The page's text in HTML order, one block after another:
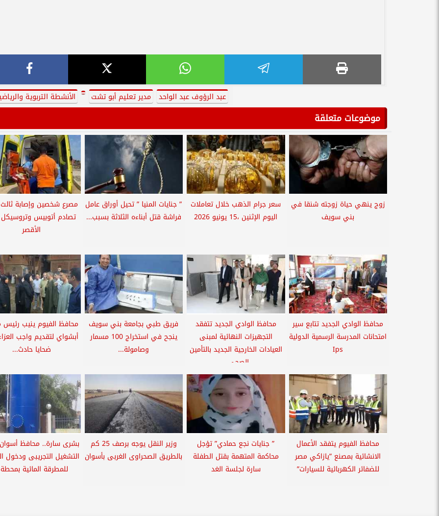
عبد الرؤوف عبد الواحد مدير تعليم أبو تشت الأنشطة التربوية
موضوعات متعلقة
زوج ينهي حياة زوجته شنقا في
بني سويف
سعر جرام الذهب خلال تعاملات
اليوم الإثنين ،15 يونيو 2026
” جنايات المنيا ” تحيل أوراق عامل
فراشة قتل أبناءه الثلاثة بسبب...
مصرع شخصين وإصابة
تصادم أتوبيس
الأقصر
محافظ الوادي الجديد تتابع سير
امتحانات المدرسة الرسمية الدولية
Ips
محافظ الوادي الجديد تتفقد
التجهيزات النهائية لمبنى
العيادات الخارجية الجديد بالتأمين
الصحي...
فريق طبي بجامعة بني سويف
ينجح في استخراج 100 مسمار
وصامولة...
محافظ الفيوم ينيب رئيس
أبشواي لتقديم واجب
ضحايا حادث...
محافظ الفيوم يتفقد الأعمال
الانشائية بمصنع ”يازاكي مصر
للضفائر الكهربائية للسيارات”
” جنايات نجع حمادي” تؤجل
محاكمة المتهمة بقتل الطفلة
سارة لجلسة الغد
وزير النقل يوجه برصف 25 كم
بالطريق الصحراوى الغربى بأسوان
بشرى سارة.. محافظ
التشغيل التجريبى ودخول
للمطرقة المائية